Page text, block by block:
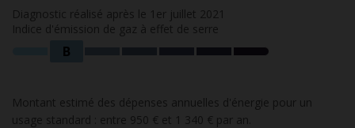
Diagnostic réalisé après le 1er juillet 2021
Indice d'émission de gaz à effet de serre
B
Montant estimé des dépenses annuelles d'énergie pour un
usage standard : entre 950 € et 1 340 € par an.